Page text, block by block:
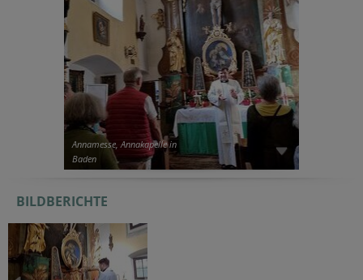
Annamesse, Annakapelle in
Baden
BILDBERICHTE